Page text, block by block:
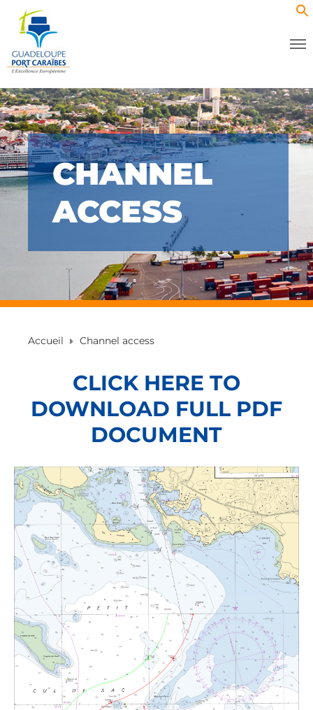
CHANNEL
ACCESS
Accueil Channel access
CLICK HERE TO
DOWNLOAD FULL PDF
DOCUMENT